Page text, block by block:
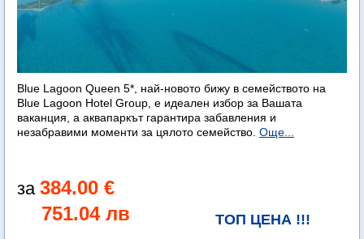
Blue Lagoon Queen 5*, най-новото бижу в семейството на
Blue Lagoon Hotel Group, е идеален избор за Вашата
ваканция, а аквапаркът гарантира забавления и
незабравими моменти за цялото семейство. Още...
384.00 €
751.04 лв
ТОП ЦЕНА !!!